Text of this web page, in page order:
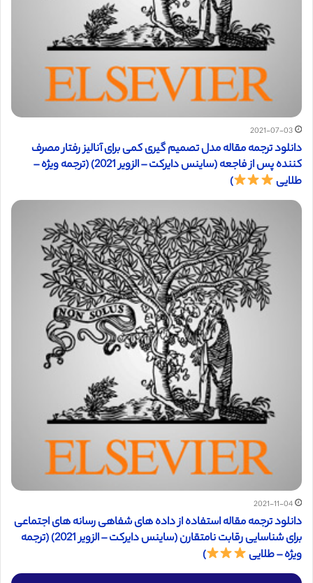
2021-07-03
دانلود ترجمه مقاله مدل تصمیم گیری کمی برای آنالیز رفتار مصرف
کننده پس از فاجعه (ساینس دایرکت – الزویر 2021) (ترجمه ویژه –
طلایی
)
2021-11-04
دانلود ترجمه مقاله استفاده از داده های شفاهی رسانه های اجتماعی
برای شناسایی رقابت نامتقارن (ساینس دایرکت – الزویر 2021) (ترجمه
ویژه – طلایی
)